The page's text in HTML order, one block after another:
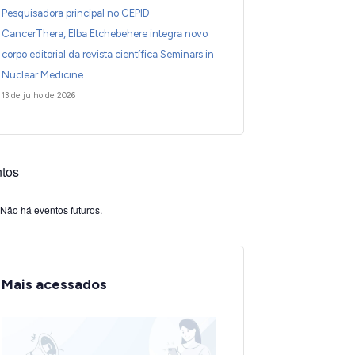
Pesquisadora principal no CEPID
CancerThera, Elba Etchebehere integra novo
corpo editorial da revista científica Seminars in
Nuclear Medicine
13 de julho de 2026
Não há eventos futuros.
Mais acessados